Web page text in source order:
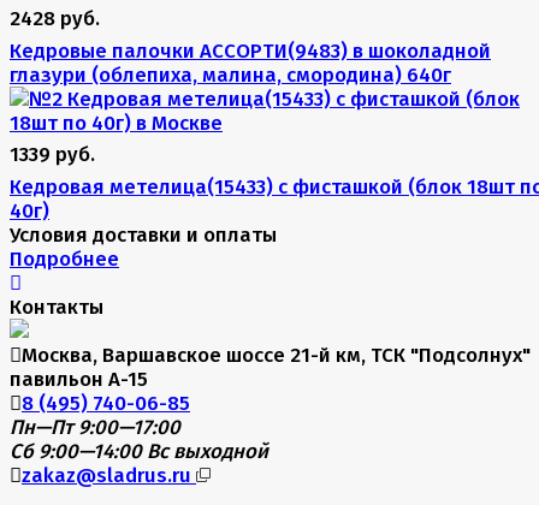
2428 руб.
Кедровые палочки АССОРТИ(9483) в шоколадной
глазури (облепиха, малина, смородина) 640г
1339 руб.
Кедровая метелица(15433) с фисташкой (блок 18шт
40г)
Условия доставки и оплаты
Подробнее
Контакты
Москва, Варшавское шоссе 21-й км, ТСК "Подсолнух"
павильон А-15
8 (495) 740-06-85
Пн—Пт 9:00—17:00
Сб 9:00—14:00 Вс выходной
zakaz@sladrus.ru